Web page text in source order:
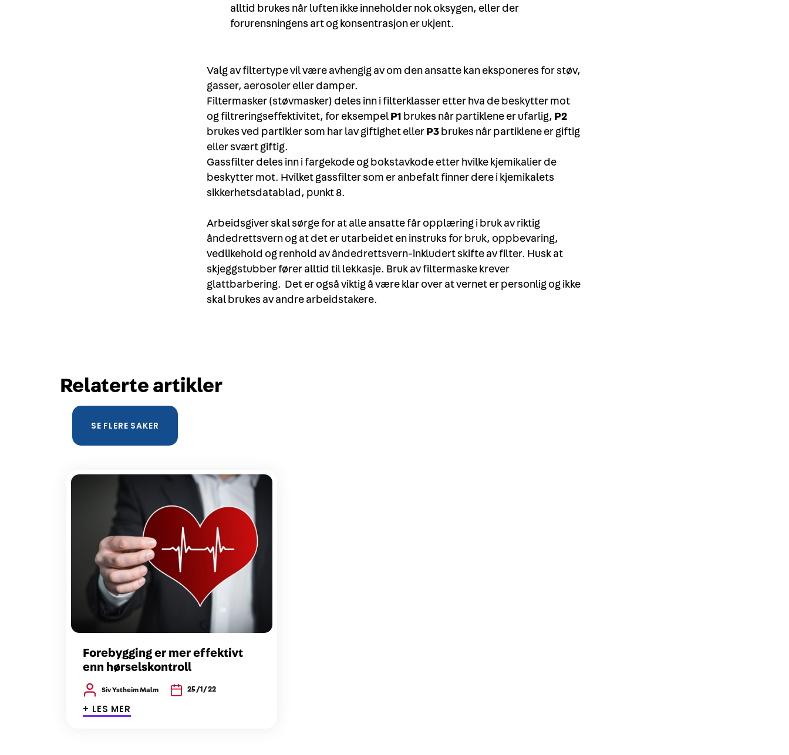
alltid brukes når luften ikke inneholder nok oksygen, eller der
forurensningens art og konsentrasjon er ukjent.
Valg av filtertype vil være avhengig av om den ansatte kan eksponeres for støv,
gasser, aerosoler eller damper.
Filtermasker (støvmasker) deles inn i filterklasser etter hva de beskytter mot
og filtreringseffektivitet, for eksempel P1 brukes når partiklene er ufarlig, P2
brukes ved partikler som har lav giftighet eller P3 brukes når partiklene er giftig
eller svært giftig.
Gassfilter deles inn i fargekode og bokstavkode etter hvilke kjemikalier de
beskytter mot. Hvilket gassfilter som er anbefalt finner dere i kjemikalets
sikkerhetsdatablad, punkt 8.
Arbeidsgiver skal sørge for at alle ansatte får opplæring i bruk av riktig
åndedrettsvern og at det er utarbeidet en instruks for bruk, oppbevaring,
vedlikehold og renhold av åndedrettsvern-inkludert skifte av filter. Husk at
skjeggstubber fører alltid til lekkasje. Bruk av filtermaske krever
glattbarbering. Det er også viktig å være klar over at vernet er personlig og ikke
skal brukes av andre arbeidstakere.
Relaterte artikler
SE FLERE SAKER
Forebygging er mer effektivt
enn hørselskontroll
Siv Ystheim Malm 25/1/22
+ LES MER